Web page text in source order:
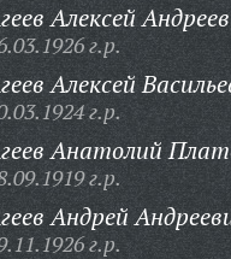
Алексей
г.р.
Алексей
г.р.
Анатолий
г.р.
Андрей
г.р.